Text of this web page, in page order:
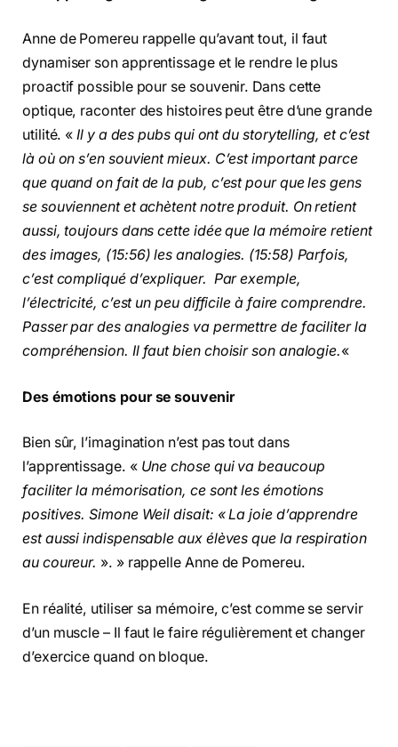
Anne de Pomereu rappelle qu’avant tout, il faut
dynamiser son apprentissage et le rendre le plus
proactif possible pour se souvenir. Dans cette
optique, raconter des histoires peut être d’une grande
utilité. «Il y a des pubs qui ont du storytelling, et c’est
là où on s’en souvient mieux. C’est important parce
que quand on fait de la pub, c’est pour que les gens
se souviennent et achètent notre produit. On retient
aussi, toujours dans cette idée que la mémoire retient
des images, (15:56) les analogies. (15:58) Parfois,
c’est compliqué d’expliquer. Par exemple,
l’électricité, c’est un peu difficile à faire comprendre.
Passer par des analogies va permettre de faciliter la
compréhension. Il faut bien choisir son analogie.«
Des émotions pour se souvenir
Bien sûr, l’imagination n’est pas tout dans
l’apprentissage. « Une chose qui va beaucoup
faciliter la mémorisation, ce sont les émotions
positives. Simone Weil disait: « La joie d’apprendre
est aussi indispensable aux élèves que la respiration
au coureur. ». » rappelle Anne de Pomereu.
En réalité, utiliser sa mémoire, c’est comme se servir
d’un muscle – Il faut le faire régulièrement et changer
d’exercice quand on bloque.